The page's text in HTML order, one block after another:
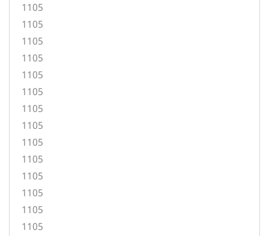
1105
1105
1105
1105
1105
1105
1105
1105
1105
1105
1105
1105
1105
1105